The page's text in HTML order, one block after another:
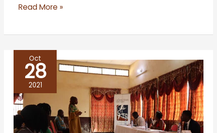
Read More »
Oct
28
2021
DSCHANG
TIENT
SON
CAFÉ
LITTÉRAIRE